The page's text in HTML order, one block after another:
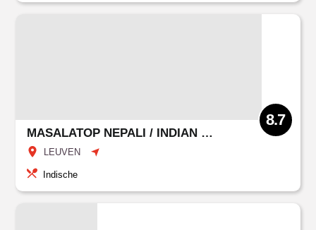
MASALATOP NEPALI / INDIAN HOMESTYLE RESTAURANT
LEUVEN
8.7
Indische